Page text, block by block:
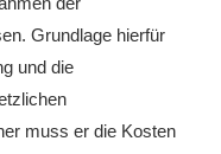
Grundlage hierfür
und die
muss er die Kosten